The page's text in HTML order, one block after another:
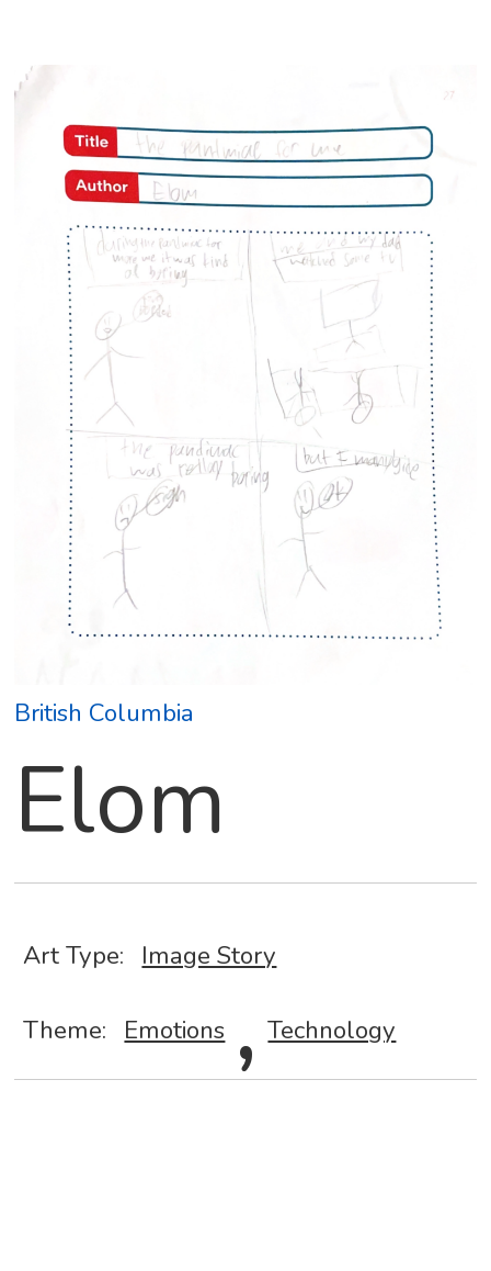
British Columbia
Elom
Art Type: Image Story
Theme: Emotions , Technology